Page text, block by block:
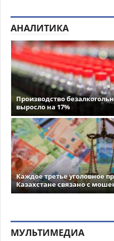
АНАЛИТИКА
Производство
выросло на 17%
Каждое третье уголовное
Казахстане связано с
МУЛЬТИМЕДИА